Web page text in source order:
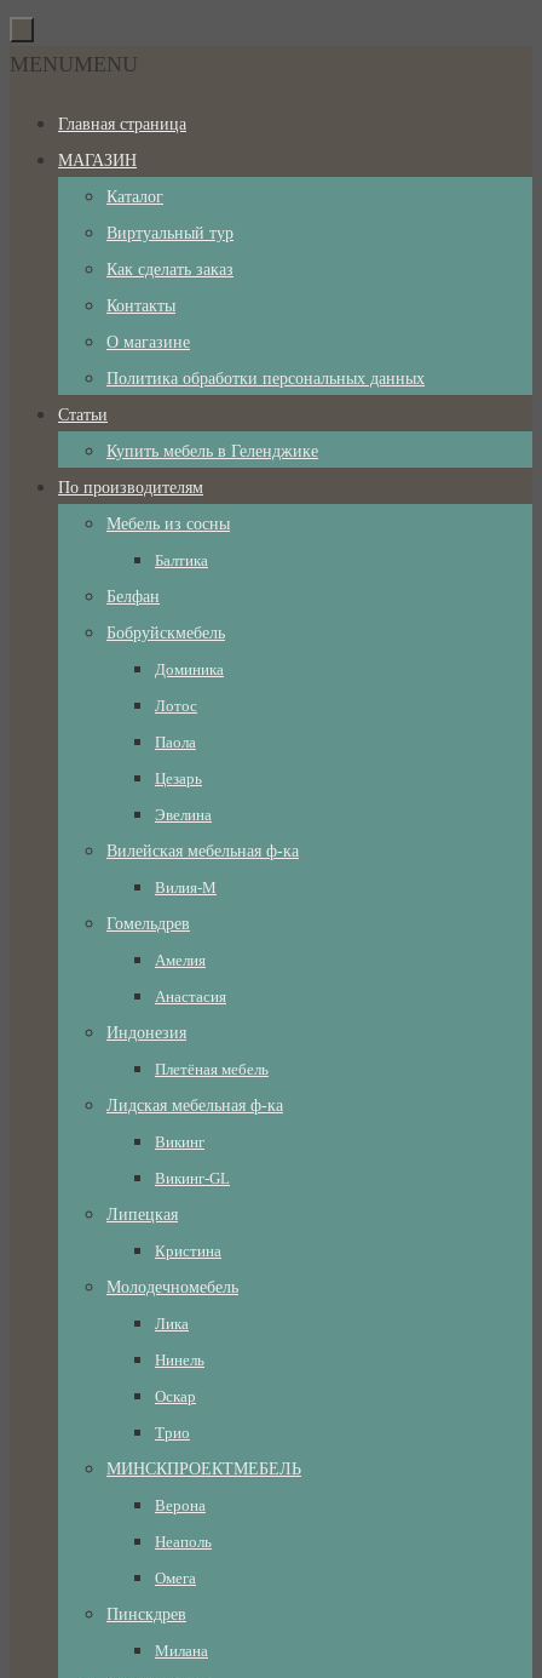
Перейти
к
Перейти
содержимому
MENUMENU
Главная страница
МАГАЗИН
Каталог
Виртуальный тур
Как сделать заказ
Контакты
О магазине
Политика обработки персональных данных
Статьи
Купить мебель в Геленджике
По производителям
Мебель из сосны
Балтика
Белфан
Бобруйскмебель
Доминика
Лотос
Паола
Цезарь
Эвелина
Вилейская мебельная ф-ка
Вилия-М
Гомельдрев
Амелия
Анастасия
Индонезия
Плетёная мебель
Лидская мебельная ф-ка
Викинг
Викинг-GL
Липецкая
Кристина
Молодечномебель
Лика
Нинель
Оскар
Трио
МИНСКПРОЕКТМЕБЕЛЬ
Верона
Неаполь
Омега
Пинскдрев
Милана